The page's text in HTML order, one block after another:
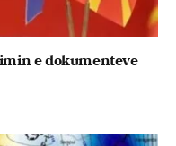
e dokumenteve